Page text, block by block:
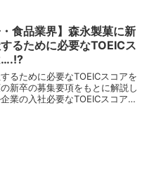
・食品業界】森永製菓に新
るために必要なTOEICス
….!?
るために必要なTOEICスコアを
新卒の募集要項をもとに解説し
業の入社必要なTOEICスコアを